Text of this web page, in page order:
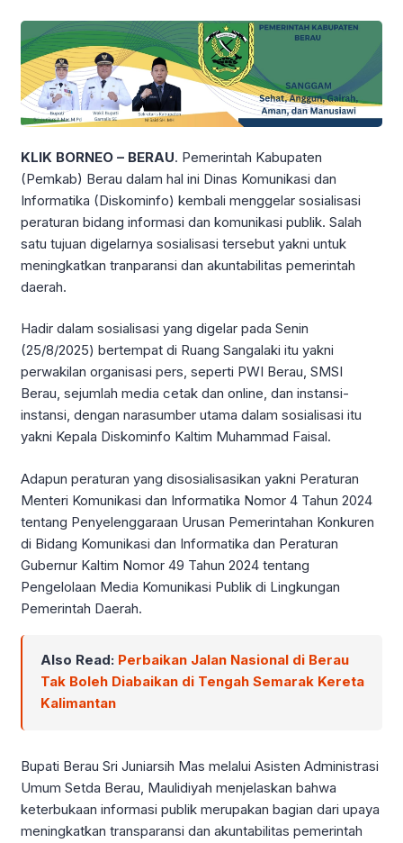
KLIK BORNEO – BERAU. Pemerintah Kabupaten
(Pemkab) Berau dalam hal ini Dinas Komunikasi dan
Informatika (Diskominfo) kembali menggelar sosialisasi
peraturan bidang informasi dan komunikasi publik. Salah
satu tujuan digelarnya sosialisasi tersebut yakni untuk
meningkatkan tranparansi dan akuntabilitas pemerintah
daerah.
Hadir dalam sosialisasi yang digelar pada Senin
(25/8/2025) bertempat di Ruang Sangalaki itu yakni
perwakilan organisasi pers, seperti PWI Berau, SMSI
Berau, sejumlah media cetak dan online, dan instansi-
instansi, dengan narasumber utama dalam sosialisasi itu
yakni Kepala Diskominfo Kaltim Muhammad Faisal.
Adapun peraturan yang disosialisasikan yakni Peraturan
Menteri Komunikasi dan Informatika Nomor 4 Tahun 2024
tentang Penyelenggaraan Urusan Pemerintahan Konkuren
di Bidang Komunikasi dan Informatika dan Peraturan
Gubernur Kaltim Nomor 49 Tahun 2024 tentang
Pengelolaan Media Komunikasi Publik di Lingkungan
Pemerintah Daerah.
Also Read: Perbaikan Jalan Nasional di Berau
Tak Boleh Diabaikan di Tengah Semarak Kereta
Kalimantan
Bupati Berau Sri Juniarsih Mas melalui Asisten Administrasi
Umum Setda Berau, Maulidiyah menjelaskan bahwa
keterbukaan informasi publik merupakan bagian dari upaya
meningkatkan transparansi dan akuntabilitas pemerintah